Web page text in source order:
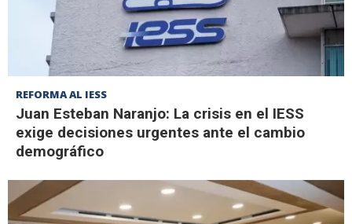
REFORMA AL IESS
Juan Esteban Naranjo: La crisis en el IESS
exige decisiones urgentes ante el cambio
demográfico